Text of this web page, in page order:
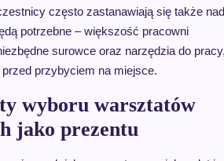
często zastanawiają się także nad
potrzebne – większość pracowni
surowce oraz narzędzia do
przybyciem na miejsce.
wyboru warsztatów
jako prezentu